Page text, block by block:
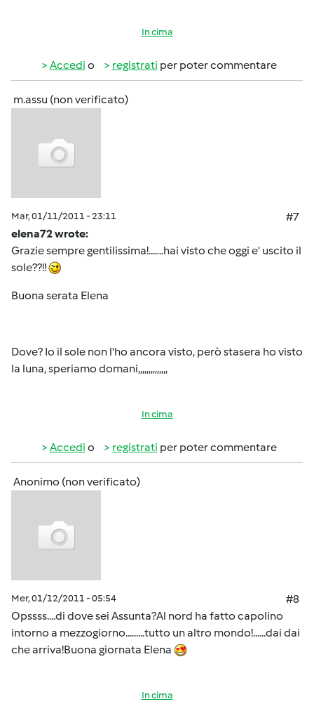
In cima
Accedi o registrati per poter commentare
m.assu (non verificato)
Mar, 01/11/2011 - 23:11
#7
elena72 wrote:
Grazie sempre gentilissima!.......hai visto che oggi e' uscito il
sole??!!
Buona serata Elena
Dove? Io il sole non l'ho ancora visto, però stasera ho visto
la luna, speriamo domani,,,,,,,,,,,,,,
In cima
Accedi o registrati per poter commentare
Anonimo (non verificato)
Mer, 01/12/2011 - 05:54
#8
Opssss....di dove sei Assunta?Al nord ha fatto capolino
intorno a mezzogiorno.........tutto un altro mondo!......dai dai
che arriva!Buona giornata Elena
In cima